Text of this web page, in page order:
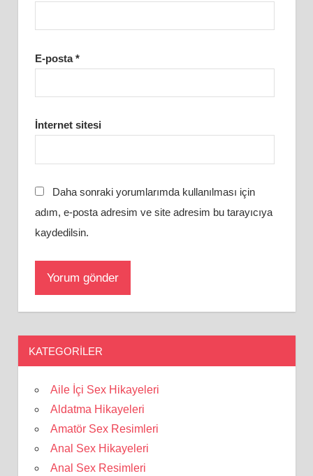
E-posta*
İnternet sitesi
Daha sonraki yorumlarımda kullanılması için
adım, e-posta adresim ve site adresim bu tarayıcıya
kaydedilsin.
KATEGORILER
Aile İçi Sex Hikayeleri
Aldatma Hikayeleri
Amatör Sex Resimleri
Anal Sex Hikayeleri
Anal Sex Resimleri